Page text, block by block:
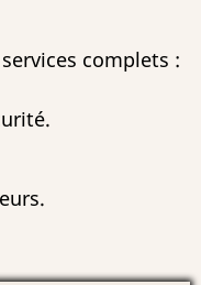
complets :